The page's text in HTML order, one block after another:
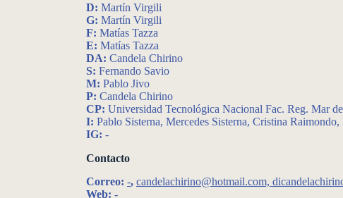
D: Martín Virgili
G: Martín Virgili
F: Matías Tazza
E: Matías Tazza
DA: Candela Chirino
S: Fernando Savio
M: Pablo Jivo
P: Candela Chirino
CP: Universidad Tecnológica Nacional Fac. Reg. Mar
I: Pablo Sisterna, Mercedes Sisterna, Cristina
IG: -
Contacto
Correo: -, candelachirino@hotmail.com,
Web: -